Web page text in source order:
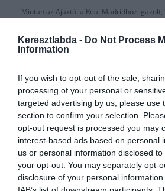
Keresztlabda - Do Not Process
Information
If you wish to opt-out of the sale,
processing of your personal or
targeted advertising by us, please use
section to confirm your selection.
opt-out request is processed you may
interest-based ads based on personal
us or personal information disclosed
your opt-out. You may separately opt-
disclosure of your personal
Miután az Ajaxtól a Real Madridhoz
madridi éjszakai élet milyen könnyedén
aki élvezte a sikereket és a figyelmet. Itt
ahhoz az élet stílushoz, mint a Real Madrid
“Mindent, amit azokban az időkben tettem,
részegen gurultam volna az utcán, és több
volna el, vagy mindenkit meghívtam volna
mondhatom, hogy ellent tudtam volna állni
általában mindig volt velem másik játékos
Amíg a pályán jól alakultak a dolgai, a
Ekkoriban vált el első feleségétől.